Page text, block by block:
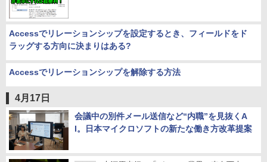
Accessでリレーションシップを設定するとき、フィールドをド
ラッグする方向に決まりはある?
Accessでリレーションシップを解除する方法
4月17日
会議中の別件メール送信など“内職”を見抜くA
I。日本マイクロソフトの新たな働き方改革提案